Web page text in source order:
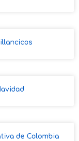
de Colombia